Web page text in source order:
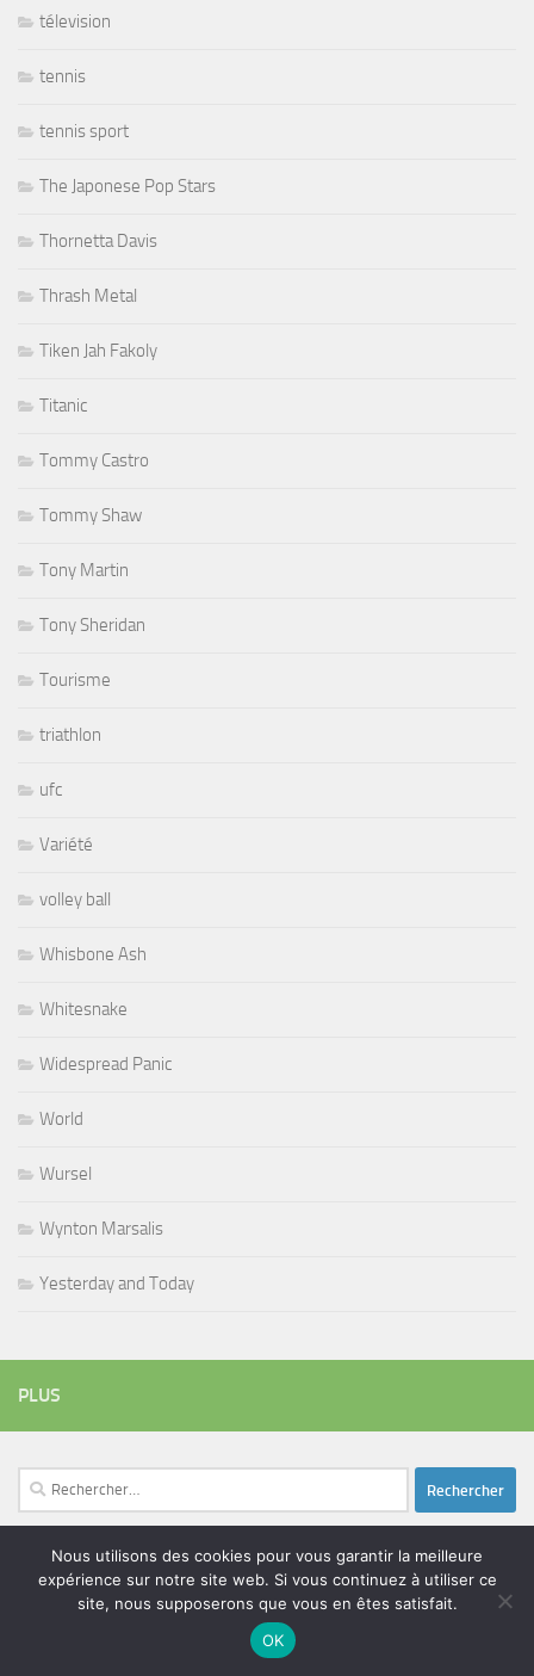
télevision
tennis
tennis sport
The Japonese Pop Stars
Thornetta Davis
Thrash Metal
Tiken Jah Fakoly
Titanic
Tommy Castro
Tommy Shaw
Tony Martin
Tony Sheridan
Tourisme
triathlon
ufc
Variété
volley ball
Whisbone Ash
Whitesnake
Widespread Panic
World
Wursel
Wynton Marsalis
Yesterday and Today
PLUS
Rechercher :
ÉTIQUETTES
batteurbeatles
coltrane
Nous utilisons des cookies pour vous garantir la meilleure
expérience sur notre site web. Si vous continuez à utiliser ce
site, nous supposerons que vous en êtes satisfait.
OK